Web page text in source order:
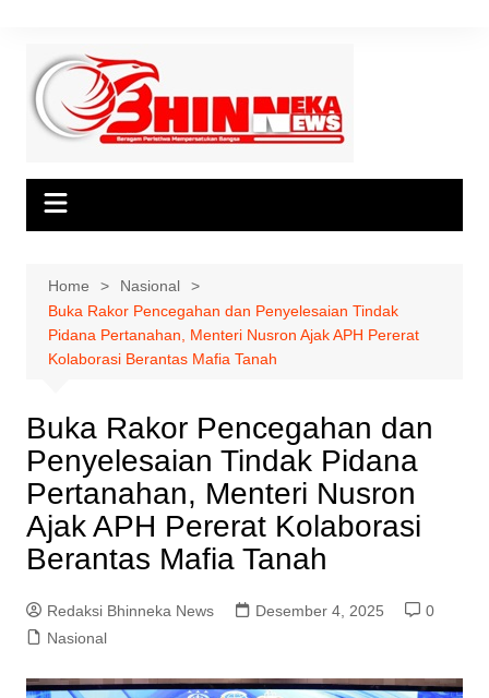
content
Home
Nasional
Buka Rakor Pencegahan dan Penyelesaian Tindak
Pidana Pertanahan, Menteri Nusron Ajak APH Pererat
Kolaborasi Berantas Mafia Tanah
Buka Rakor Pencegahan dan
Penyelesaian Tindak Pidana
Pertanahan, Menteri Nusron
Ajak APH Pererat Kolaborasi
Berantas Mafia Tanah
Redaksi Bhinneka News Desember 4, 2025
0
Nasional